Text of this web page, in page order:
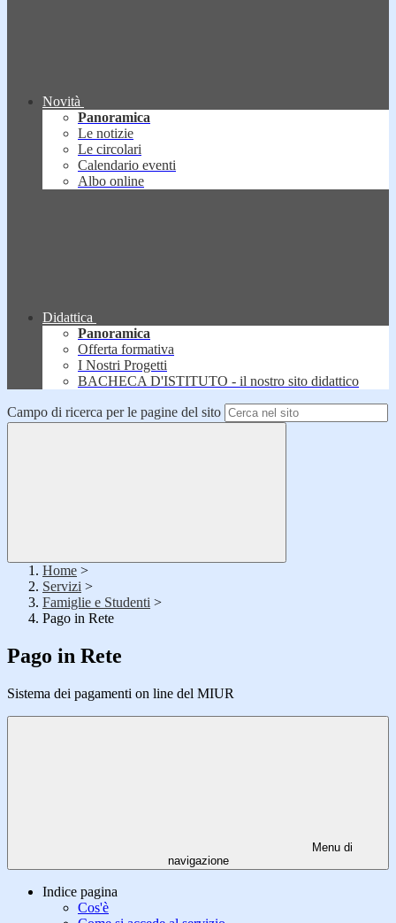
Novità
Panoramica
Le notizie
Le circolari
Calendario eventi
Albo online
Didattica
Panoramica
Offerta formativa
I Nostri Progetti
BACHECA D'ISTITUTO - il nostro sito didattico
Campo di ricerca per le pagine del sito
Home >
Servizi >
Famiglie e Studenti >
Pago in Rete
Pago in Rete
Sistema dei pagamenti on line del MIUR
Menu di
navigazione
Indice pagina
Cos'è